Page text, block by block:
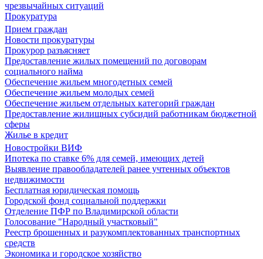
чрезвычайных ситуаций
Прокуратура
Прием граждан
Новости прокуратуры
Прокурор разъясняет
Предоставление жилых помещений по договорам
социального найма
Обеспечение жильем многодетных семей
Обеспечение жильем молодых семей
Обеспечение жильем отдельных категорий граждан
Предоставление жилищных субсидий работникам бюджетной
сферы
Жилье в кредит
Новостройки ВИФ
Ипотека по ставке 6% для семей, имеющих детей
Выявление правообладателей ранее учтенных объектов
недвижимости
Бесплатная юридическая помощь
Городской фонд социальной поддержки
Отделение ПФР по Владимирской области
Голосование "Народный участковый"
Реестр брошенных и разукомплектованных транспортных
средств
Экономика и городское хозяйство